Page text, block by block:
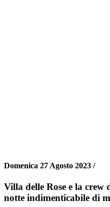
Domenica 27 Agosto 2023 /
Villa delle Rose e la crew
notte indimenticabile di